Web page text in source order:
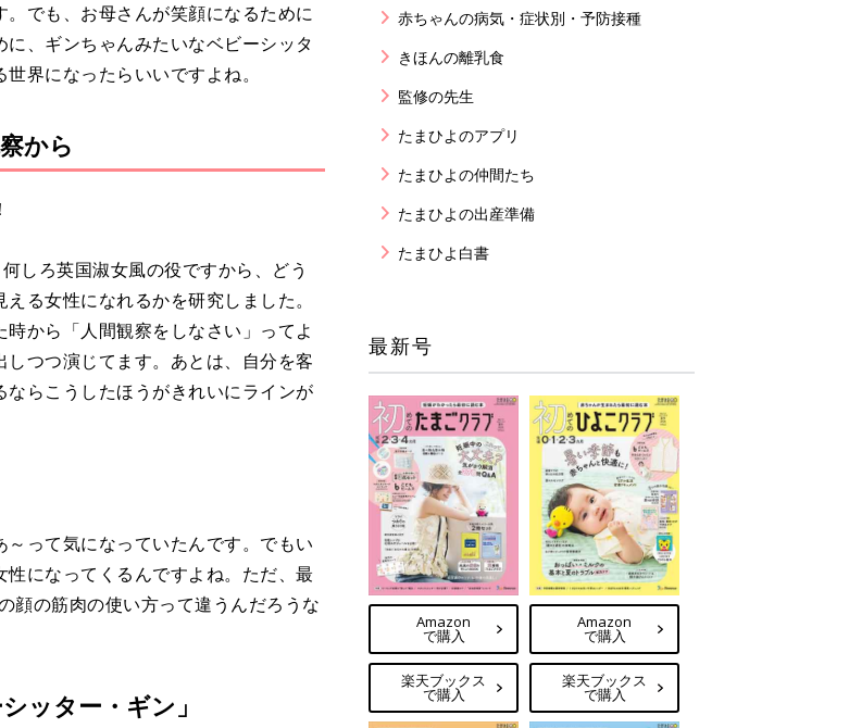
でも、お母さんが笑顔になるために
、ギンちゃんみたいなベビーシッタ
界になったらいいですよね。
から
しろ英国淑女風の役ですから、どう
る女性になれるかを研究しました。
から「人間観察をしなさい」ってよ
つつ演じてます。あとは、自分を客
らこうしたほうがきれいにラインが
～って気になっていたんです。でもい
になってくるんですよね。ただ、最
顔の筋肉の使い方って違うんだろうな
ッター・ギン」
赤ちゃんの病気・症状別・予防接種
きほんの離乳食
監修の先生
たまひよのアプリ
たまひよの仲間たち
たまひよの出産準備
たまひよ白書
最新号
Amazon
で購入
楽天ブックス
で購入
Amazon
で購入
楽天ブックス
で購入